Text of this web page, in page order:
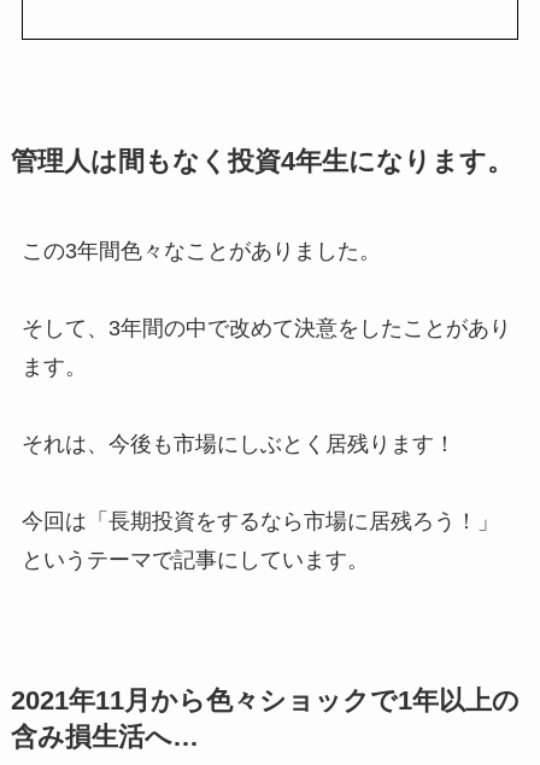
管理人は間もなく投資4年生になります。
この3年間色々なことがありました。
そして、3年間の中で改めて決意をしたことがあり
ます。
それは、今後も市場にしぶとく居残ります！
今回は「長期投資をするなら市場に居残ろう！」
というテーマで記事にしています。
2021年11月から色々ショックで1年以上の
含み損生活へ…